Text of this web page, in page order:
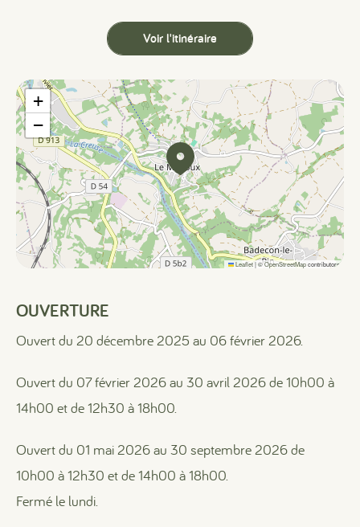
Voir l'itinéraire
+
−
Leaflet|©OpenStreetMapcontributors
OUVERTURE
Ouvert du 20 décembre 2025 au 06 février 2026.
Ouvert du 07 février 2026 au 30 avril 2026 de 10h00 à
14h00 et de 12h30 à 18h00.
Ouvert du 01 mai 2026 au 30 septembre 2026 de
10h00 à 12h30 et de 14h00 à 18h00.
Fermé le lundi.